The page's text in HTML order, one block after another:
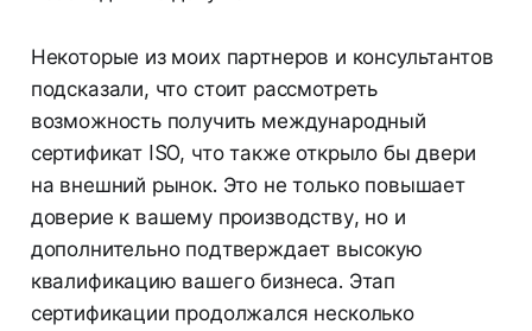
Некоторые из моих партнеров и консультантов
подсказали, что стоит рассмотреть
возможность получить международный
сертификат ISO, что также открыло бы двери
на внешний рынок. Это не только повышает
доверие к вашему производству, но и
дополнительно подтверждает высокую
квалификацию вашего бизнеса. Этап
сертификации продолжался несколько